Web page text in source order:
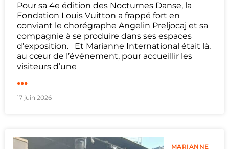
Pour sa 4e édition des Nocturnes Danse, la
Fondation Louis Vuitton a frappé fort en
conviant le chorégraphe Angelin Preljocaj et sa
compagnie à se produire dans ses espaces
d’exposition. Et Marianne International était là,
au cœur de l’événement, pour accueillir les
visiteurs d’une
...
17 juin 2026
MARIANNE